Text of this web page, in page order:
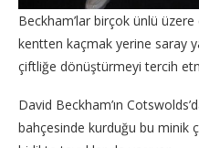
Beckham’lar birçok ünlü
kentten kaçmak yerine saray
çiftliğe dönüştürmeyi tercih
David Beckham’ın
bahçesinde kurduğu bu minik